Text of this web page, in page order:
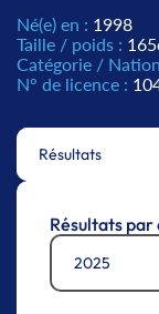
Né(e) en : 1998
Taille / poids :
Catégorie /
N° de licence :
Résultats
Résultats par
2025